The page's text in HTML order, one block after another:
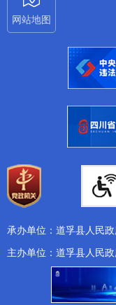
网站地图
承办单位：道孚县人民
主办单位：道孚县人民